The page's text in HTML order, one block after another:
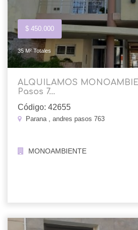
$ 450.000
35 M² Totales
ALQUILAMOS
Pasos 7...
Código: 42655
Parana , andres pasos 763
MONOAMBIENTE